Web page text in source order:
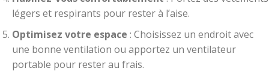
légers et respirants pour rester à l’aise.
Optimisez votre espace : Choisissez un endroit avec
une bonne ventilation ou apportez un ventilateur
portable pour rester au frais.